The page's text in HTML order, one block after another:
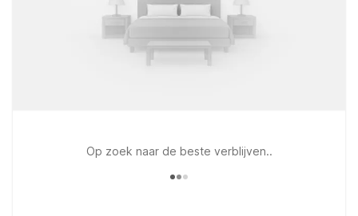
Op zoek naar de beste verblijven..